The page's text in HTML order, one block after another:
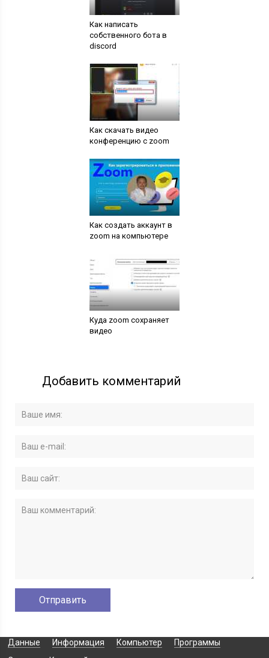
Как написать
собственного бота в
discord
Как скачать видео
конференцию с zoom
Как создать аккаунт в
zoom на компьютере
Куда zoom сохраняет
видео
Добавить комментарий
Данные Информация Компьютер
Программы